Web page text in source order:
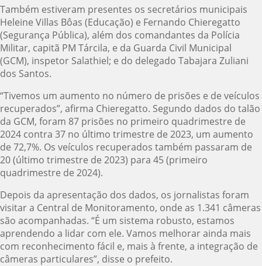
Também estiveram presentes os secretários municipais
Heleine Villas Bôas (Educação) e Fernando Chieregatto
(Segurança Pública), além dos comandantes da Polícia
Militar, capitã PM Tárcila, e da Guarda Civil Municipal
(GCM), inspetor Salathiel; e do delegado Tabajara Zuliani
dos Santos.
“Tivemos um aumento no número de prisões e de veículos
recuperados”, afirma Chieregatto. Segundo dados do talão
da GCM, foram 87 prisões no primeiro quadrimestre de
2024 contra 37 no último trimestre de 2023, um aumento
de 72,7%. Os veículos recuperados também passaram de
20 (último trimestre de 2023) para 45 (primeiro
quadrimestre de 2024).
Depois da apresentação dos dados, os jornalistas foram
visitar a Central de Monitoramento, onde as 1.341 câmeras
são acompanhadas. “É um sistema robusto, estamos
aprendendo a lidar com ele. Vamos melhorar ainda mais
com reconhecimento fácil e, mais à frente, a integração de
câmeras particulares”, disse o prefeito.